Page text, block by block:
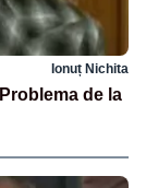
Ionuț Nichita
de la